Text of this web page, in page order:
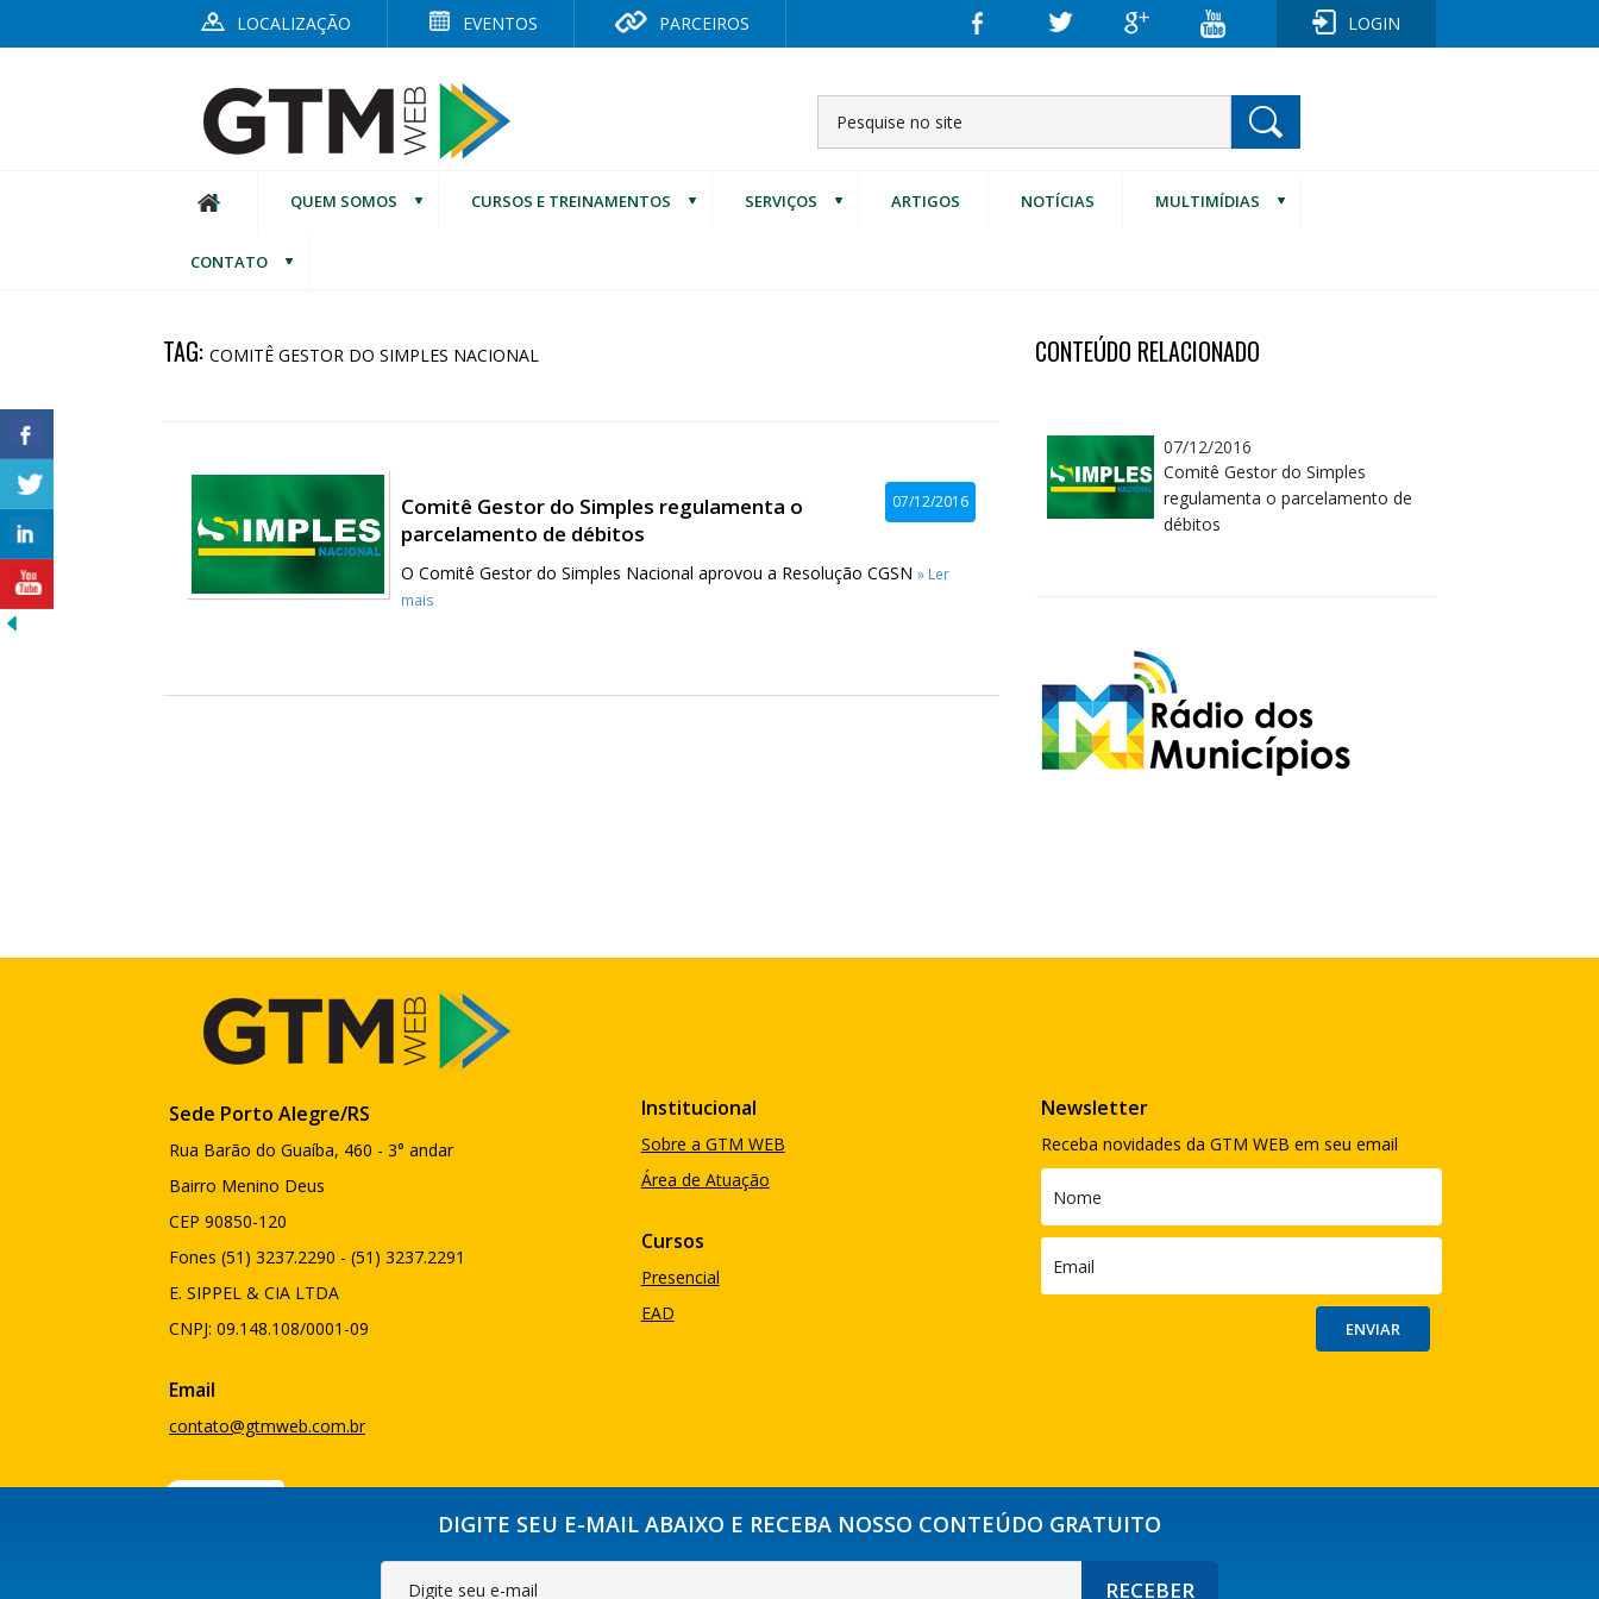
LOCALIZAÇÃO EVENTOS PARCEIROS LOGIN
QUEM SOMOS CURSOS E TREINAMENTOS SERVIÇOS ARTIGOS NOTÍCIAS MULTIMÍDIAS
CONTATO
TAG: COMITÊ GESTOR DO SIMPLES NACIONAL
07/12/2016
Comitê Gestor do Simples regulamenta o
parcelamento de débitos
O Comitê Gestor do Simples Nacional aprovou a Resolução CGSN » Ler
mais
CONTEÚDO RELACIONADO
07/12/2016
Comitê Gestor do Simples
regulamenta o parcelamento de
débitos
Sede Porto Alegre/RS
Rua Barão do Guaíba, 460 - 3° andar
Bairro Menino Deus
CEP 90850-120
Fones (51) 3237.2290 - (51) 3237.2291
E. SIPPEL & CIA LTDA
CNPJ: 09.148.108/0001-09
Email
contato@gtmweb.com.br
Institucional
Sobre a GTM WEB
Área de Atuação
Cursos
Presencial
EAD
Newsletter
Receba novidades da GTM WEB em seu email
DIGITE SEU E-MAIL ABAIXO E RECEBA NOSSO CONTEÚDO GRATUITO